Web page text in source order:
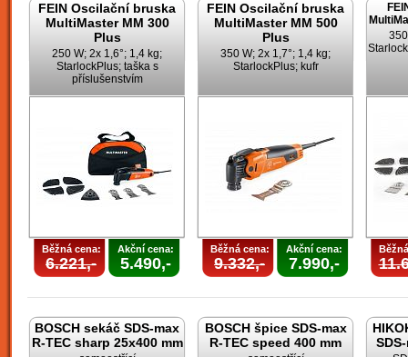
FEIN Oscilační bruska
MultiMaster MM 300
Plus
250 W; 2x 1,6°; 1,4 kg;
StarlockPlus; taška s
příslušenstvím
Běžná cena:
6.221,-
Akční cena:
5.490,-
FEIN Oscilační bruska
MultiMaster MM 500
Plus
350 W; 2x 1,7°; 1,4 kg;
StarlockPlus; kufr
Běžná cena:
9.332,-
Akční cena:
7.990,-
BOSCH sekáč SDS-max
R-TEC sharp 25x400 mm
BOSCH špice SDS-max
R-TEC speed 400 mm